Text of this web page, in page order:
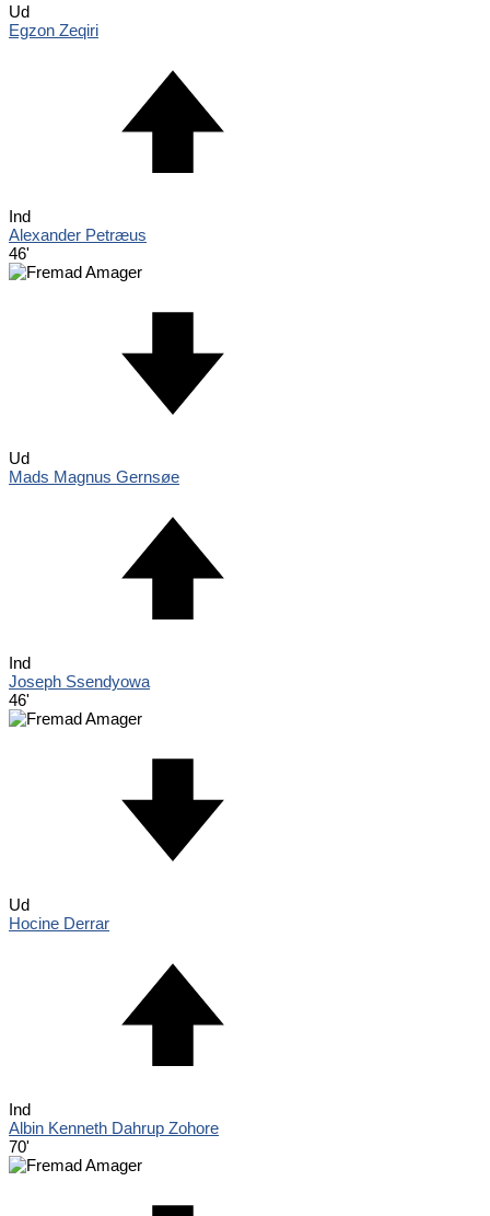
Ud
Egzon Zeqiri
Ind
Alexander Petræus
46'
Ud
Mads Magnus Gernsøe
Ind
Joseph Ssendyowa
46'
Ud
Hocine Derrar
Ind
Albin Kenneth Dahrup Zohore
70'